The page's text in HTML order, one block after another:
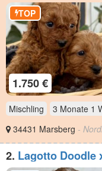
1.750 €
TOP
Mischling 3 Monate 1
34431 Marsberg -
2. Lagotto Doodle